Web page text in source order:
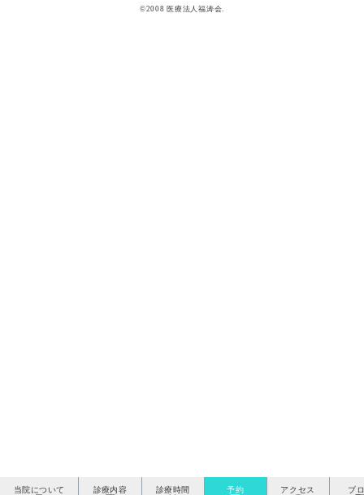
©2008 医療法人福涛会.
当院について 診療内容 診療時間 予約 アクセス ブ